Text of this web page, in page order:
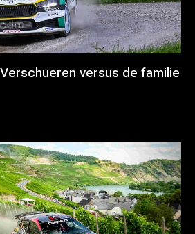
versus de familie